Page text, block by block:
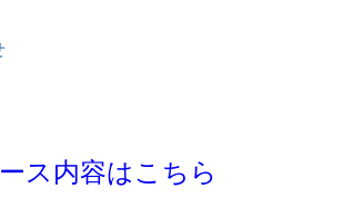
ス内容はこちら